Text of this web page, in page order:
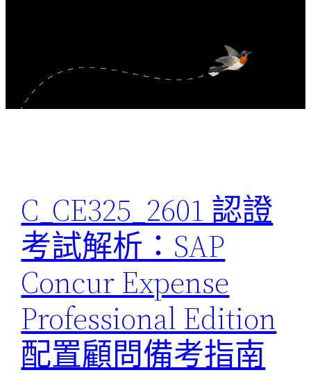
C_CE325_2601 認證
考試解析：SAP
Concur Expense
Professional Edition
配置顧問備考指南